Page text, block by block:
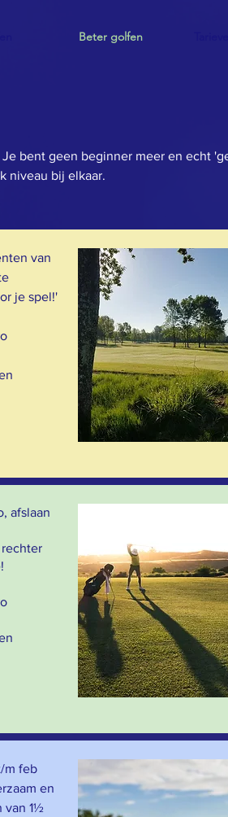
Beter golfen
bent geen beginner meer en echt
niveau bij elkaar.
van
je spel!'
afslaan
m feb
en
van 1½